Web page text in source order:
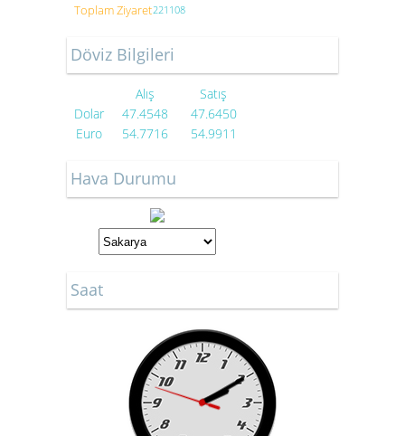
Toplam Ziyaret221108
Döviz Bilgileri
Alış
Satış
Dolar
47.4548
47.6450
Euro
54.7716 54.9911
Hava Durumu
Saat